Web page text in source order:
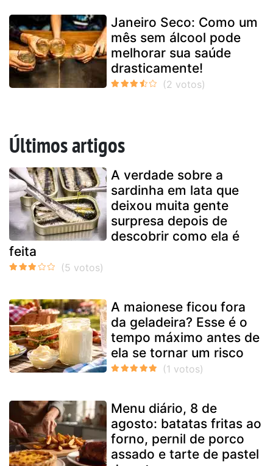
Janeiro Seco: Como um
mês sem álcool pode
melhorar sua saúde
drasticamente!
Últimos artigos
A verdade sobre a
sardinha em lata que
deixou muita gente
surpresa depois de
descobrir como ela é
feita
A maionese ficou fora
da geladeira? Esse é o
tempo máximo antes de
ela se tornar um risco
Menu diário, 8 de
agosto: batatas fritas ao
forno, pernil de porco
assado e tarte de pastel